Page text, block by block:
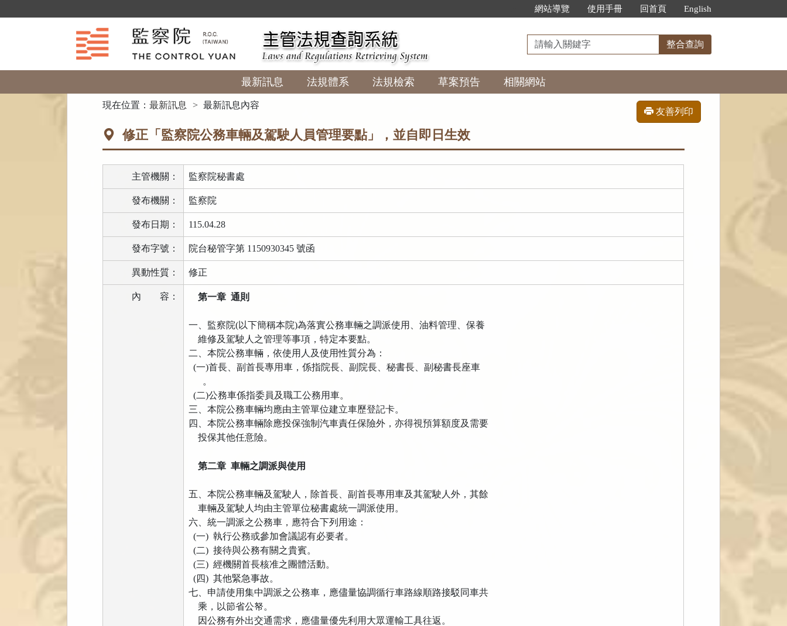
到
網站導覽 使用手冊 回首頁 English
請
輸
入
關
鍵
整合查詢
最新訊息 法規體系 法規檢索 草案預告 相關網站
現在位置：最新訊息 最新訊息內容
友善列印
修正「監察院公務車輛及駕駛人員管理要點」，並自即日生效
主管機關： 監察院秘書處
發布機關： 監察院
發布日期： 115.04.28
發布字號： 院台秘管字第 1150930345 號函
異動性質： 修正
內容： 第一章 通則
一、監察院(以下簡稱本院)為落實公務車輛之調派使用、油料管理、保養
維修及駕駛人之管理等事項，特定本要點。
二、本院公務車輛，依使用人及使用性質分為：
(一)首長、副首長專用車，係指院長、副院長、秘書長、副秘書長座車
。
(二)公務車係指委員及職工公務用車。
三、本院公務車輛均應由主管單位建立車歷登記卡。
四、本院公務車輛除應投保強制汽車責任保險外，亦得視預算額度及需要
投保其他任意險。
第二章 車輛之調派與使用
五、本院公務車輛及駕駛人，除首長、副首長專用車及其駕駛人外，其餘
車輛及駕駛人均由主管單位秘書處統一調派使用。
六、統一調派之公務車，應符合下列用途：
(一) 執行公務或參加會議認有必要者。
(二) 接待與公務有關之貴賓。
(三) 經機關首長核准之團體活動。
(四) 其他緊急事故。
七、申請使用集中調派之公務車，應儘量協調循行車路線順路接駁同車共
乘，以節省公帑。
因公務有外出交通需求，應儘量優先利用大眾運輸工具往返。